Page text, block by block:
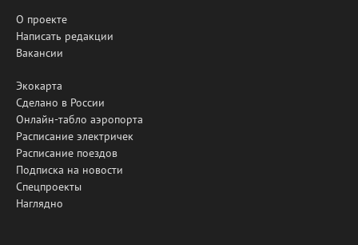
О проекте
Написать редакции
Вакансии
Экокарта
Сделано в России
Онлайн-табло аэропорта
Расписание электричек
Расписание поездов
Подписка на новости
Спецпроекты
Наглядно